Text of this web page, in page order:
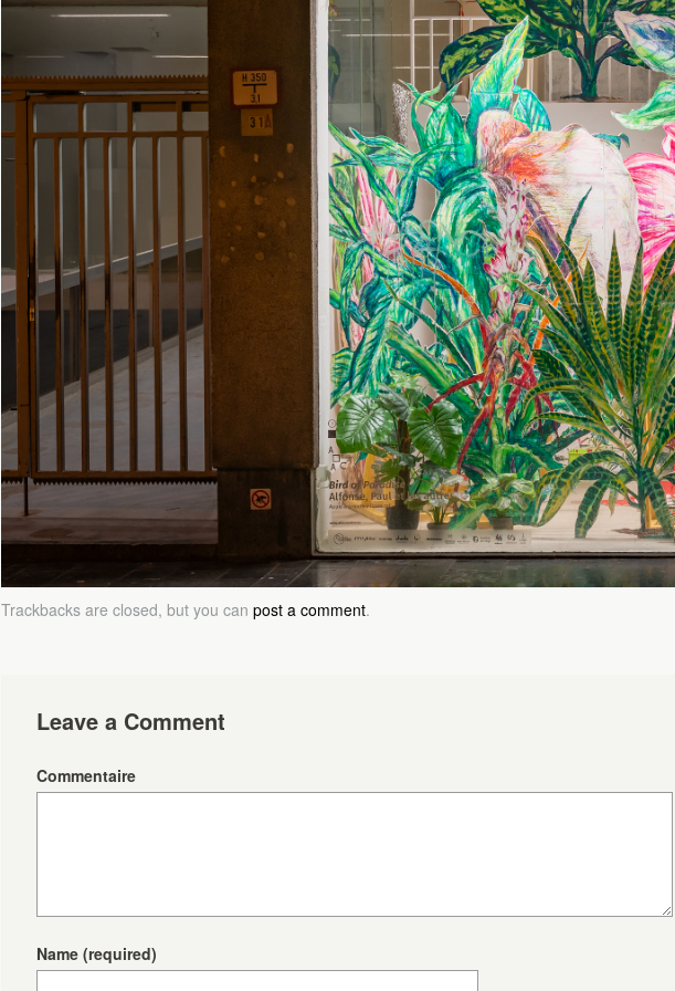
Trackbacks are closed, but you can post a comment.
Leave a Comment
Commentaire
Name (required)